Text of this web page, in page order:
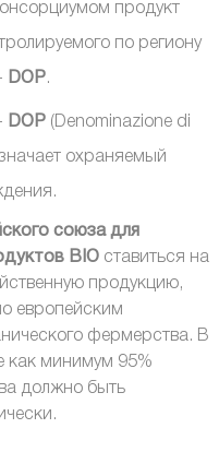
продукт
по региону
DOP.
DOP (Denominazione di
охраняемый
.
союза для
BIO ставиться на
продукцию,
европейским
фермерства. В
как минимум 95%
должно быть